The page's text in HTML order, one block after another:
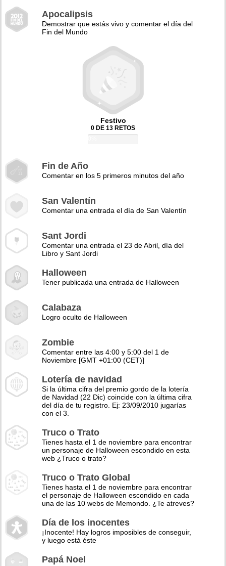
Apocalipsis
Demostrar que estás vivo y comentar el día del
Fin del Mundo
Festivo
0 DE 13 RETOS
Fin de Año
Comentar en los 5 primeros minutos del año
San Valentín
Comentar una entrada el día de San Valentín
Sant Jordi
Comentar una entrada el 23 de Abril, día del
Libro y Sant Jordi
Halloween
Tener publicada una entrada de Halloween
Calabaza
Logro oculto de Halloween
Zombie
Comentar entre las 4:00 y 5:00 del 1 de
Noviembre [GMT +01:00 (CET)]
Lotería de navidad
Si la última cifra del premio gordo de la lotería
de Navidad (22 Dic) coincide con la última cifra
del día de tu registro. Ej: 23/09/2010 jugarías
con el 3.
Truco o Trato
Tienes hasta el 1 de noviembre para encontrar
un personaje de Halloween escondido en esta
web ¿Truco o trato?
Truco o Trato Global
Tienes hasta el 1 de noviembre para encontrar
el personaje de Halloween escondido en cada
una de las 10 webs de Memondo. ¿Te atreves?
Día de los inocentes
¡Inocente! Hay logros imposibles de conseguir,
y luego está éste
Papá Noel